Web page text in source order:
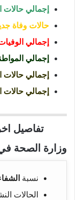
إجمالي حالات الشفاء :
حالات وفاة
إجمالي الوفيات :
إجمالي
إجمالي حالات
إجمالي حالات
تفاصيل
وزارة الصحة
نسبة
الحالات